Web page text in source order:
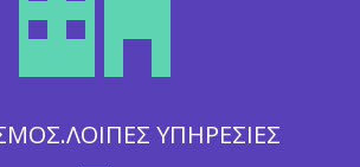
ΥΠΗΡΕΣΙΕΣ